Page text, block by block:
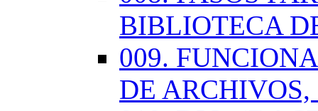
BIBLIOTECA
009.
DE